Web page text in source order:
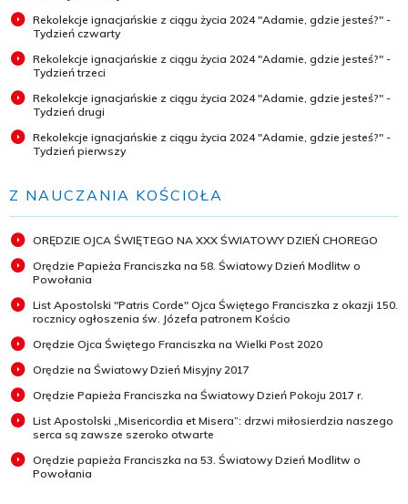
Rekolekcje ignacjańskie z ciągu życia 2024 "Adamie, gdzie jesteś?" -
Tydzień czwarty
Rekolekcje ignacjańskie z ciągu życia 2024 "Adamie, gdzie jesteś?" -
Tydzień trzeci
Rekolekcje ignacjańskie z ciągu życia 2024 "Adamie, gdzie jesteś?" -
Tydzień drugi
Rekolekcje ignacjańskie z ciągu życia 2024 "Adamie, gdzie jesteś?" -
Tydzień pierwszy
Z NAUCZANIA KOŚCIOŁA
ORĘDZIE OJCA ŚWIĘTEGO NA XXX ŚWIATOWY DZIEŃ CHOREGO
Orędzie Papieża Franciszka na 58. Światowy Dzień Modlitw o
Powołania
List Apostolski "Patris Corde" Ojca Świętego Franciszka z okazji 150.
rocznicy ogłoszenia św. Józefa patronem Kościo
Orędzie Ojca Świętego Franciszka na Wielki Post 2020
Orędzie na Światowy Dzień Misyjny 2017
Orędzie Papieża Franciszka na Światowy Dzień Pokoju 2017 r.
List Apostolski „Misericordia et Misera”: drzwi miłosierdzia naszego
serca są zawsze szeroko otwarte
Orędzie papieża Franciszka na 53. Światowy Dzień Modlitw o
Powołania